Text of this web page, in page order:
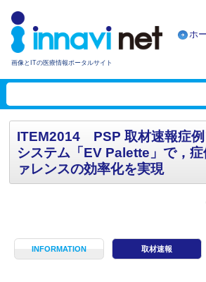
画像とITの医療情報ポータルサイト
ホ
ITEM2014 PSP 取材速報症例
システム「EV Palette」で，
ァレンスの効率化を実現
INFORMATION 取材速報